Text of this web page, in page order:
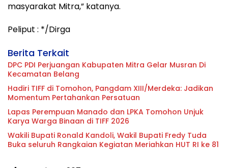
masyarakat Mitra,” katanya.
Peliput : */Dirga
Berita Terkait
DPC PDI Perjuangan Kabupaten Mitra Gelar Musran Di
Kecamatan Belang
Hadiri TIFF di Tomohon, Pangdam XIII/Merdeka: Jadikan
Momentum Pertahankan Persatuan
Lapas Perempuan Manado dan LPKA Tomohon Unjuk
Karya Warga Binaan di TIFF 2026
Wakili Bupati Ronald Kandoli, Wakil Bupati Fredy Tuda
Buka seluruh Rangkaian Kegiatan Meriahkan HUT RI ke 81